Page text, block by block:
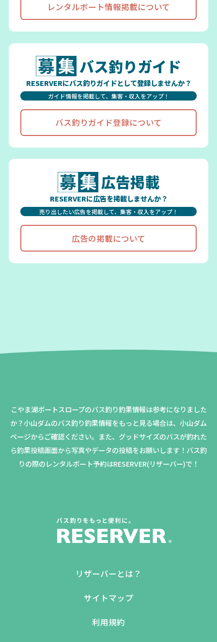
レンタルボート情報掲載について
バス釣りガイド
RESERVERにバス釣りガイドとして登録しませんか？
ガイド情報を掲載して、集客・収入をアップ！
バス釣りガイド登録について
広告掲載
RESERVERに広告を掲載しませんか？
売り出したい広告を掲載して、集客・収入をアップ！
広告の掲載について
こやま湖ボートスロープのバス釣り釣果情報は参考になりました
か？小山ダムのバス釣り釣果情報をもっと見る場合は、小山ダム
ページからご確認ください。 また、グッドサイズのバスが釣れた
ら釣果投稿画面から写真やデータの投稿をお願いします！バス釣
りの際のレンタルボート予約はRESERVER(リザーバー)で！
リザーバーとは？
サイトマップ
利用規約